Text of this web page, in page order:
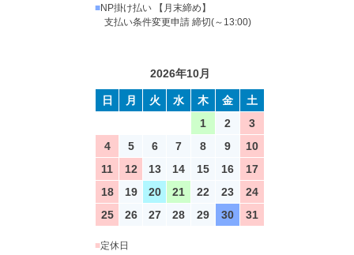
■NP掛け払い 【月末締め】
支払い条件変更申請 締切(～13:00)
2026年10月
日 月 火 水 木 金
土
1
2
3
4
5 6 7 8 9
10
11
12 13 14 15 16
17
18
19 20 21 22 23
24
25
26 27 28 29 30 31
■定休日